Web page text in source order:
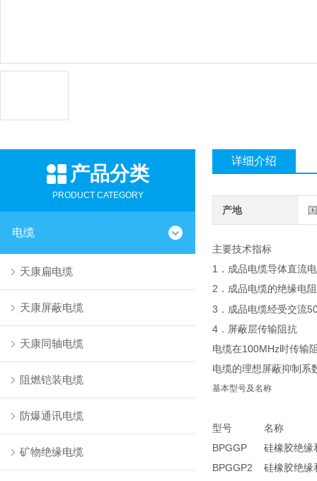
产品分类
PRODUCT CATEGORY
电缆
天康扁电缆
天康屏蔽电缆
天康同轴电缆
阻燃铠装电缆
防爆通讯电缆
矿物绝缘电缆
详细介绍
产地
主要技术指标
1．成品电缆导体直流
2．成品电缆的绝缘电
3．成品电缆经受交流
4．屏蔽层传输阻抗
电缆在100MHz时传输
电缆的理想屏蔽抑制系
基本型号及名称
型号
名称
BPGGP
硅橡胶绝缘
BPGGP2
硅橡胶绝缘